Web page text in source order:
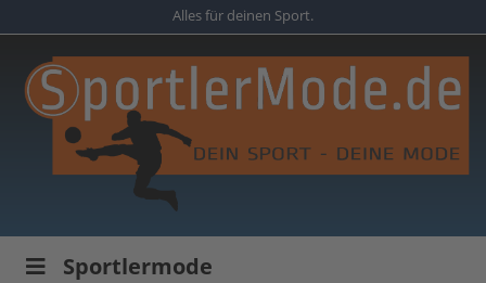
to
content
Alles für deinen Sport.
Sportlermode